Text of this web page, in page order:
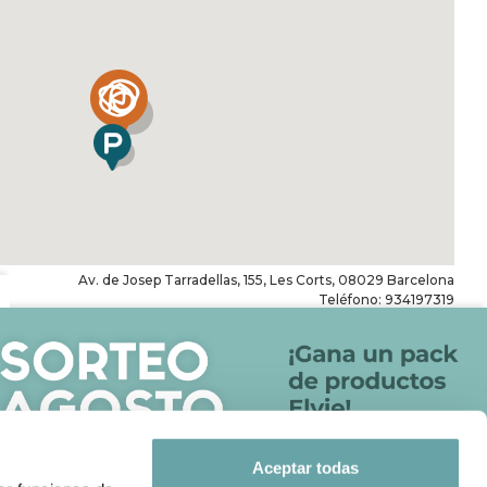
Aceptar todas
Av. de Josep Tarradellas, 155, Les Corts, 08029 Barcelona
Teléfono: 934197319
De lunes a viernes de 10:00 a 14:00 y de 16:00 a 20:30
Sábados y domingos cerrado